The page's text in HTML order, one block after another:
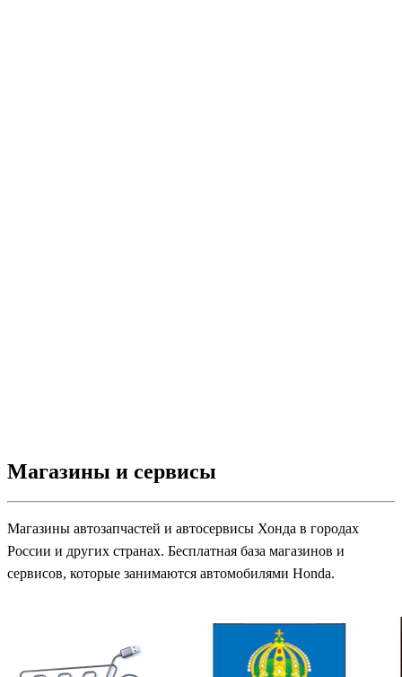
Магазины и сервисы
Магазины автозапчастей и автосервисы Хонда в городах
России и других странах. Бесплатная база магазинов и
сервисов, которые занимаются автомобилями Honda.